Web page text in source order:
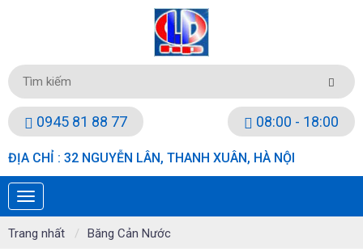
0945 81 88 77 08:00 - 18:00
ĐỊA CHỈ : 32 NGUYỄN LÂN, THANH XUÂN, HÀ NỘI
Trang nhất Băng Cản Nước